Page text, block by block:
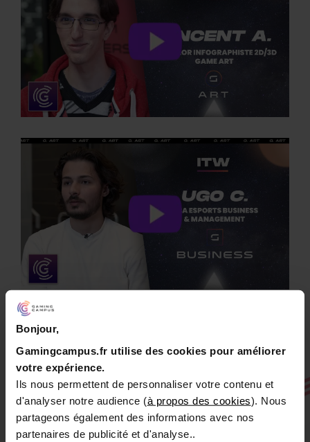
Bonjour,
Gamingcampus.fr utilise des cookies pour améliorer
votre expérience.
Ils nous permettent de personnaliser votre contenu et
d'analyser notre audience (à propos des cookies). Nous
partageons également des informations avec nos
partenaires de publicité et d'analyse..